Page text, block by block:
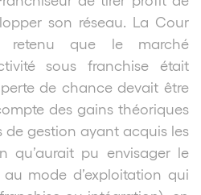
son réseau. La Cour
retenu que le marché
sous franchise était
de chance devait être
des gains théoriques
de gestion ayant acquis les
qu’aurait pu envisager le
mode d’exploitation qui